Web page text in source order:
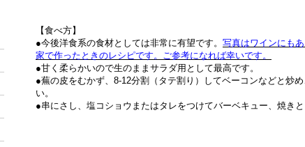
【食べ方】
●今後洋食系の食材としては非常に有望です。 写真はワインにも
家で作ったときのレシピです。ご参考になれば幸いです。
●甘く柔らかいので生のままサラダ用として最高です。
●蕪の皮をむかず、8-12分割（タテ割り）してベーコンなどと炒
い。
●串にさし、塩コショウまたはタレをつけてバーベキュー、焼き